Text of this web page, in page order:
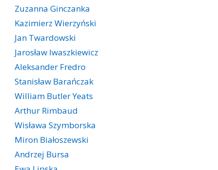
Zuzanna Ginczanka
Kazimierz Wierzyński
Jan Twardowski
Jarosław Iwaszkiewicz
Aleksander Fredro
Stanisław Barańczak
William Butler Yeats
Arthur Rimbaud
Wisława Szymborska
Miron Białoszewski
Andrzej Bursa